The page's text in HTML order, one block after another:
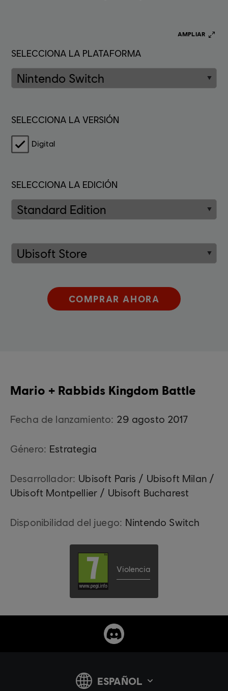
SELECCIONA LA PLATAFORMA
SELECCIONA LA VERSIÓN
Digital
SELECCIONA LA EDICIÓN
COMPRAR AHORA
AMPLIAR
Mario + Rabbids Kingdom Battle
Fecha de lanzamiento: 29 agosto 2017
Género: Estrategia
Desarrollador: Ubisoft Paris / Ubisoft Milan /
Ubisoft Montpellier / Ubisoft Bucharest
Disponibilidad del juego: Nintendo Switch
Violencia